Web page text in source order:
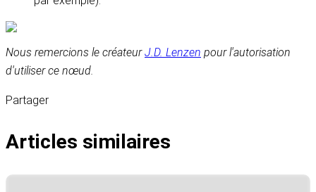
Nous remercions le créateurJ.D. Lenzen pour l'autorisation
d'utiliser ce nœud.
Partager
Articles similaires